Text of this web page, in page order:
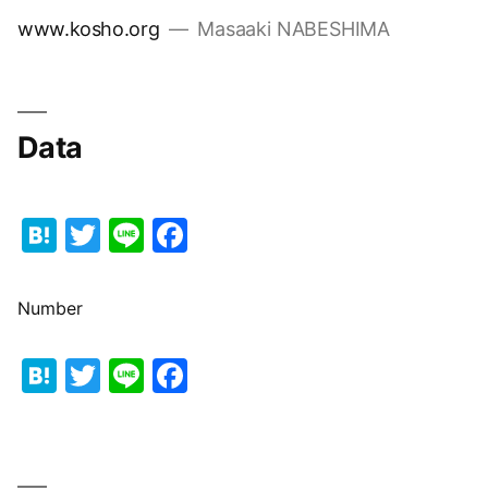
www.kosho.org Masaaki NABESHIMA
Data
Hatena
Twitter
Line
Number
Hatena
Twitter
Line